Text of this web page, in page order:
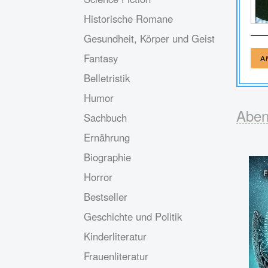
Historische Romane
Gesundheit, Körper und Geist
Fantasy
Belletristik
Humor
Sachbuch
Ernährung
Biographie
Horror
Bestseller
Geschichte und Politik
Kinderliteratur
Frauenliteratur